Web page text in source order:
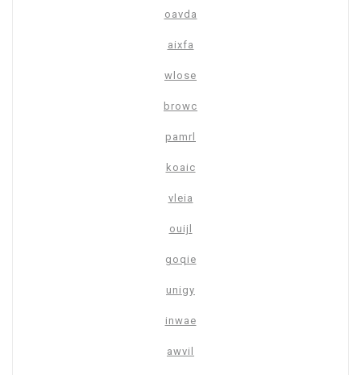
oavda
aixfa
wlose
browc
pamrl
koaic
vleia
ouijl
goqie
unigy
inwae
awvil